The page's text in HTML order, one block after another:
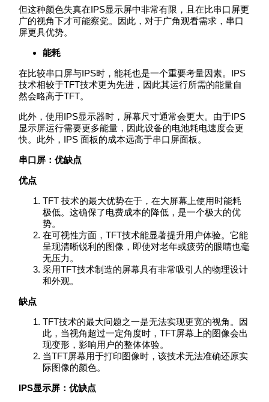
但这种颜色失真在IPS显示屏中非常有限，且在比串口屏更
广的视角下才可能察觉。因此，对于广角观看需求，串口
屏更具优势。
能耗
在比较串口屏与IPS时，能耗也是一个重要考量因素。IPS
技术相较于TFT技术更为先进，因此其运行所需的能量自
然会略高于TFT。
此外，使用IPS显示器时，屏幕尺寸通常会更大。由于IPS
显示屏运行需要更多能量，因此设备的电池耗电速度会更
快。此外，IPS 面板的成本远高于串口屏面板。
串口屏：优缺点
优点
TFT 技术的最大优势在于，在大屏幕上使用时能耗
极低。这确保了电费成本的降低，是一个极大的优
势。
在可视性方面，TFT技术能显著提升用户体验。它能
呈现清晰锐利的图像，即使对老年或疲劳的眼睛也毫
无压力。
采用TFT技术制造的屏幕具有非常吸引人的物理设计
和外观。
缺点
TFT技术的最大问题之一是无法实现更宽的视角。因
此，当视角超过一定角度时，TFT屏幕上的图像会出
现变形，影响用户的整体体验。
当TFT屏幕用于打印图像时，该技术无法准确还原实
际图像的颜色。
IPS显示屏：优缺点